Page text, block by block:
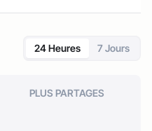
24 Heures 7 Jours
PLUS PARTAGES